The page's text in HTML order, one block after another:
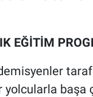
EĞİTİM
başa